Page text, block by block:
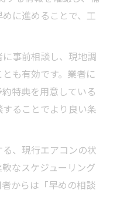
に進めることで、工
事前相談し、現地調
も有効です。業者に
特典を用意している
ることでより良い条
、現行エアコンの状
なスケジューリング
からは「早めの相談